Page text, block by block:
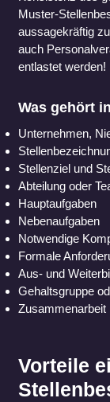
Muster-
aussagekräftig
auch
entlastet werden!
Was gehört
Unternehmen,
Stellenziel und
Abteilung oder
Hauptaufgaben
Nebenaufgaben
Notwendige
Formale
Aus- und
Gehaltsgruppe
Zusammenarbeit
Vorteile